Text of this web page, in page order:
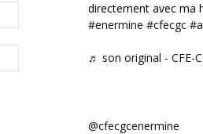
directement avec ma
#enermine #cfecgc
♬ son original - CFE-
@cfecgcenermine